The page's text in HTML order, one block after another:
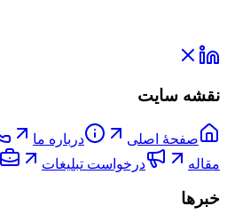
نقشه سایت
صفحۀ اصلی درباره ما
مقاله
درخواست تبلیغات
خبرها